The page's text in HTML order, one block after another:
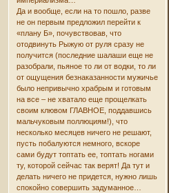
Да и вообще, если на то пошло, разве
не он первым предложил перейти к
«плану Б», почувствовав, что
отодвинуть Рыжую от руля сразу не
получится (последние шалаши еще не
разобрали, пьяное то ли от водки, то ли
от ощущения безнаказанности мужичье
было непривычно храбрым и готовым
на все – не хватало еще прощелкать
своим клювом ГЛАВНОЕ, поддавшись
мальчуковым поллюциям!), что
несколько месяцев ничего не решают,
пусть побалуются немного, вскоре
сами будут топтать ее, топтать ногами
ту, которой сейчас так верят! Да тут и
делать ничего не придется, нужно лишь
спокойно совершить задуманное…